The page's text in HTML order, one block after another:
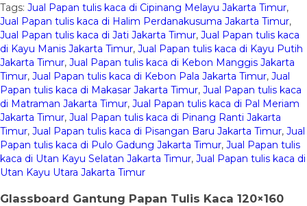
Tags: Jual Papan tulis kaca di Cipinang Melayu Jakarta Timur,
Jual Papan tulis kaca di Halim Perdanakusuma Jakarta Timur,
Jual Papan tulis kaca di Jati Jakarta Timur, Jual Papan tulis kaca
di Kayu Manis Jakarta Timur, Jual Papan tulis kaca di Kayu Putih
Jakarta Timur, Jual Papan tulis kaca di Kebon Manggis Jakarta
Timur, Jual Papan tulis kaca di Kebon Pala Jakarta Timur, Jual
Papan tulis kaca di Makasar Jakarta Timur, Jual Papan tulis kaca
di Matraman Jakarta Timur, Jual Papan tulis kaca di Pal Meriam
Jakarta Timur, Jual Papan tulis kaca di Pinang Ranti Jakarta
Timur, Jual Papan tulis kaca di Pisangan Baru Jakarta Timur, Jual
Papan tulis kaca di Pulo Gadung Jakarta Timur, Jual Papan tulis
kaca di Utan Kayu Selatan Jakarta Timur, Jual Papan tulis kaca di
Utan Kayu Utara Jakarta Timur
Glassboard Gantung Papan Tulis Kaca 120×160